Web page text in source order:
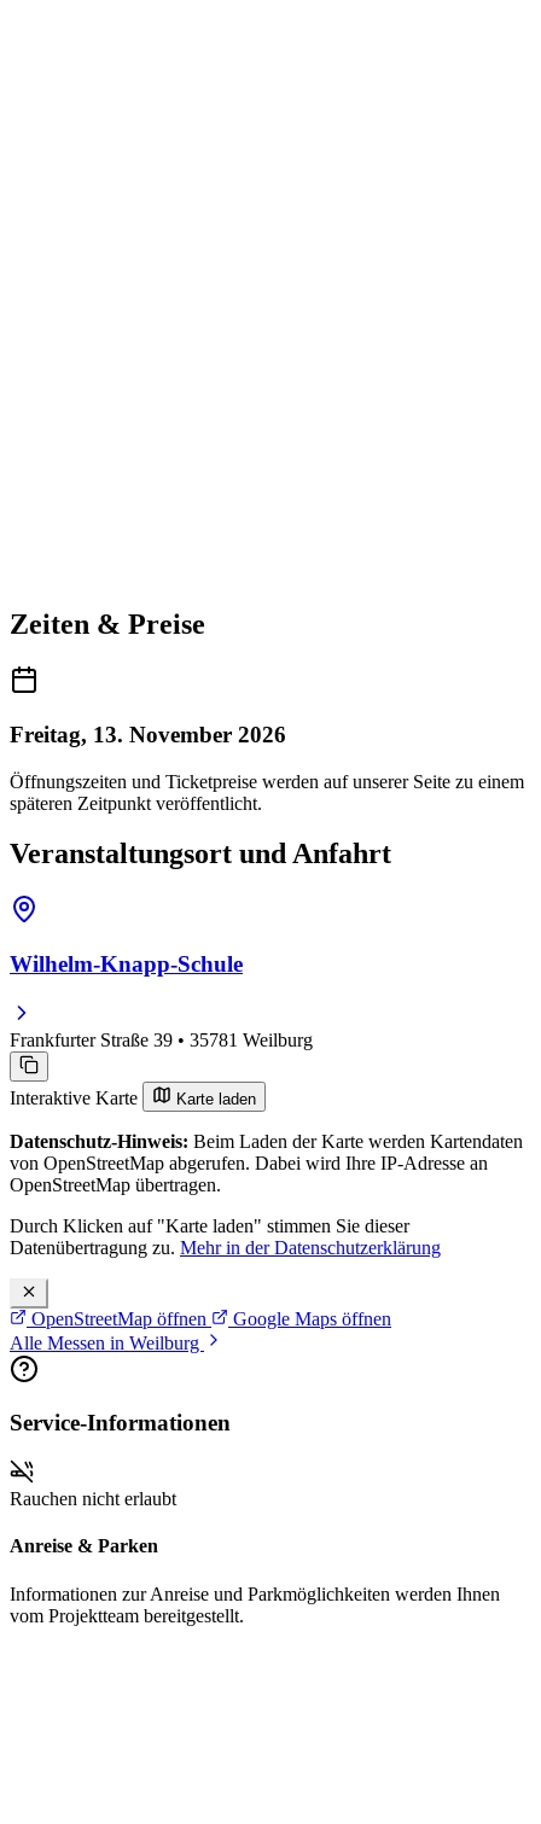
Zeiten & Preise
Freitag, 13. November 2026
Öffnungszeiten und Ticketpreise werden auf unserer Seite zu einem
späteren Zeitpunkt veröffentlicht.
Veranstaltungsort und Anfahrt
Wilhelm-Knapp-Schule
Frankfurter Straße 39 • 35781 Weilburg
Interaktive Karte Karte laden
Datenschutz-Hinweis: Beim Laden der Karte werden Kartendaten
von OpenStreetMap abgerufen. Dabei wird Ihre IP-Adresse an
OpenStreetMap übertragen.
Durch Klicken auf "Karte laden" stimmen Sie dieser
Datenübertragung zu. Mehr in der Datenschutzerklärung
OpenStreetMap öffnen
Google Maps öffnen
Alle Messen in Weilburg
Service-Informationen
Rauchen nicht erlaubt
Anreise & Parken
Informationen zur Anreise und Parkmöglichkeiten werden Ihnen
vom Projektteam bereitgestellt.